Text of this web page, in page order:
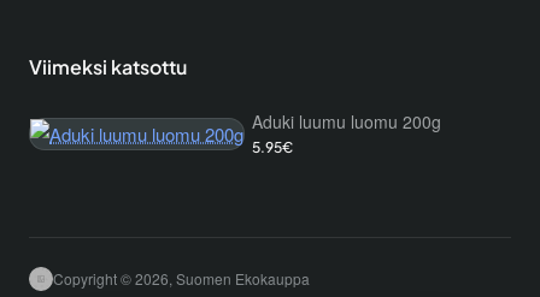
Viimeksi katsottu
Aduki luumu luomu 200g
5.95€
Copyright © 2026, Suomen Ekokauppa